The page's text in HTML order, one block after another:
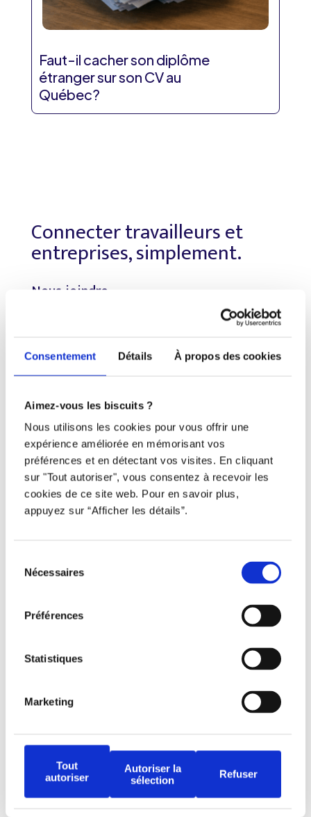
Consentement Détails À propos des cookies
Aimez-vous les biscuits ?
Nous utilisons les cookies pour vous offrir une
expérience améliorée en mémorisant vos
préférences et en détectant vos visites. En cliquant
sur "Tout autoriser", vous consentez à recevoir les
cookies de ce site web. Pour en savoir plus,
appuyez sur “Afficher les détails”.
Nécessaires
Préférences
Statistiques
Marketing
Tout
autoriser
Autoriser la
sélection
Refuser
Faut-il cacher son diplôme
étranger sur son CV au
Québec?
Connecter travailleurs et
entreprises, simplement.
Nous joindre
Email
info@djob.co
Liens utiles
S’inscrire
À propos
Restez à l’affût !
Tous droits réservés © Djob
Avertissement
Politique de protection